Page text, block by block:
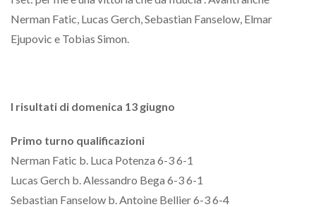
Nerman Fatic, Lucas Gerch, Sebastian Fanselow, Elmar
Ejupovic e Tobias Simon.
I risultati di domenica 13 giugno
Primo turno qualificazioni
Nerman Fatic b. Luca Potenza 6-3 6-1
Lucas Gerch b. Alessandro Bega 6-3 6-1
Sebastian Fanselow b. Antoine Bellier 6-3 6-4